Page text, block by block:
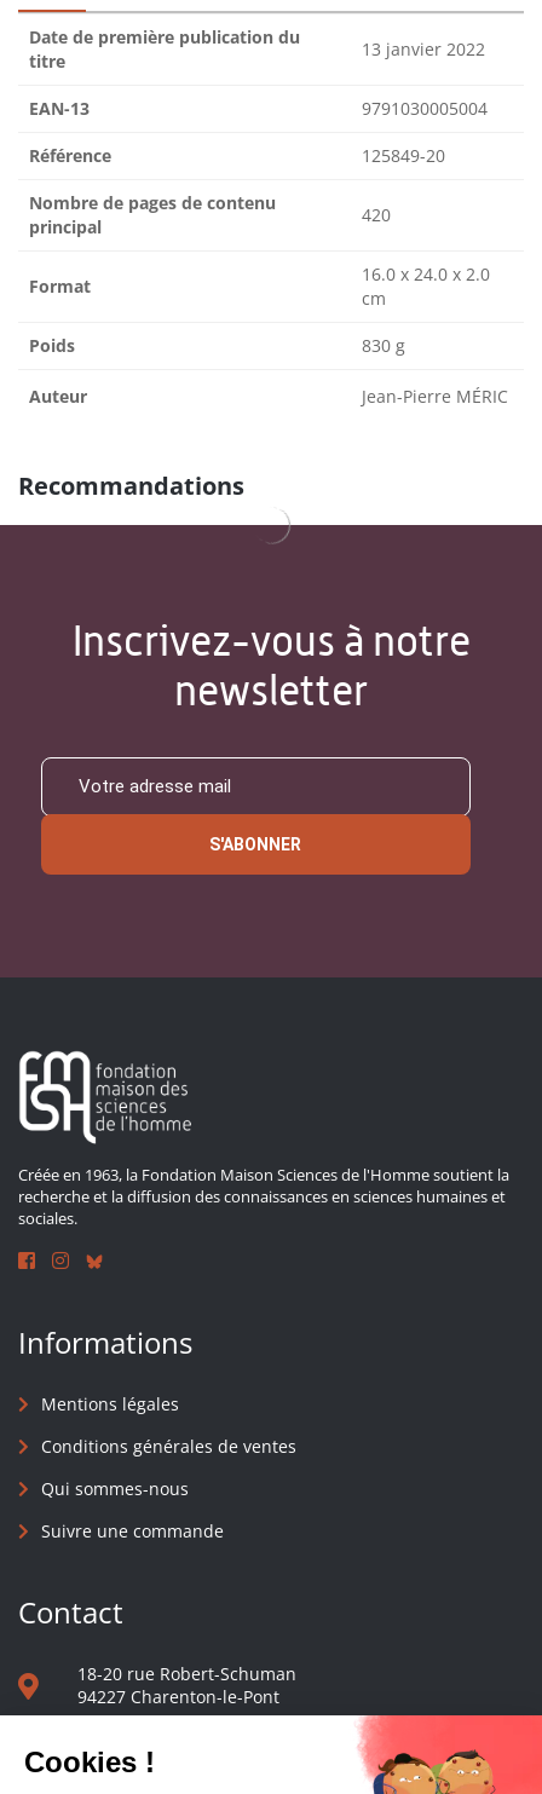
Date de première publication du
titre
13 janvier 2022
EAN-13 9791030005004
Référence 125849-20
Nombre de pages de contenu
principal
420
Format
16.0 x 24.0 x 2.0
cm
Poids 830 g
Auteur Jean-Pierre MÉRIC
Recommandations
Inscrivez-vous à notre
newsletter
S'ABONNER
Créée en 1963, la Fondation Maison Sciences de l'Homme soutient la
recherche et la diffusion des connaissances en sciences humaines et
sociales.
Informations
Mentions légales
Conditions générales de ventes
Qui sommes-nous
Suivre une commande
Contact
18-20 rue Robert-Schuman
94227 Charenton-le-Pont